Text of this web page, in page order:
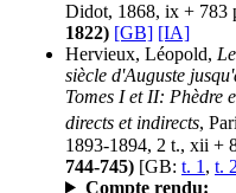
Didot, 1868, ix + 783
1822) [GB] [IA]
Hervieux, Léopold,
siècle d'Auguste
Tomes I et II: Phèdre
directs et indirects,
1893-1894, 2 t., xii +
744-745) [GB: t. 1 , t. 2
Compte rendu: